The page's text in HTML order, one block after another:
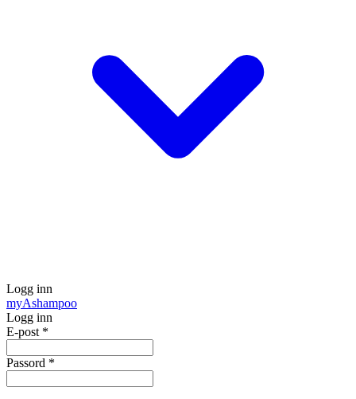
Logg inn
myAshampoo
Logg inn
E-post *
Passord *